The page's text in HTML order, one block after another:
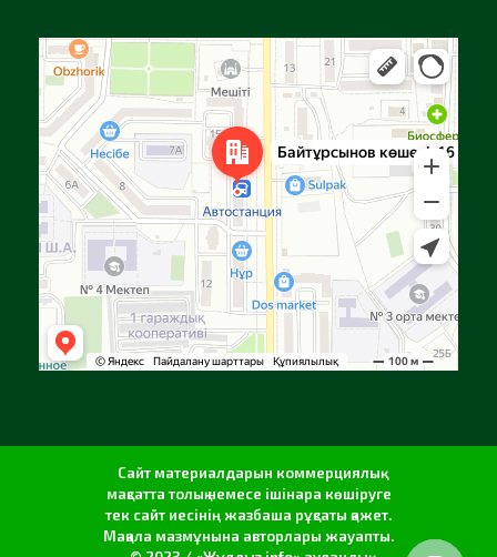
Яндекс Карталар — көлік, навигация, орындарды іздеу
Сайт материалдарын коммерциялық
мақсатта толық немесе ішінара көшіруге
тек сайт иесінің жазбаша рұқсаты қажет.
Мақала мазмұнына авторлары жауапты.